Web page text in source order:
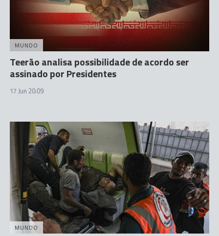
MUNDO
Teerão analisa possibilidade de acordo ser
assinado por Presidentes
17 Jun 20:09
MUNDO